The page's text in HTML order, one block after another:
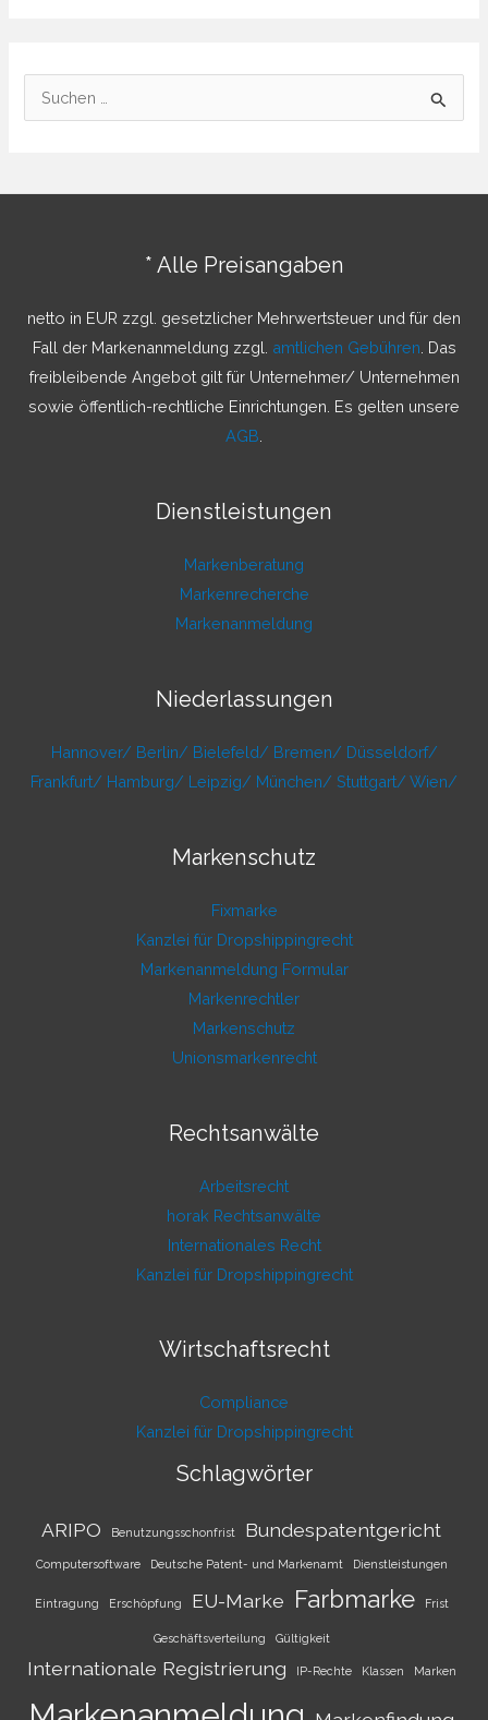
u
h
* Alle Preisangaben
netto in EUR zzgl. gesetzlicher Mehrwertsteuer und für den
Fall der Markenanmeldung zzgl. amtlichen Gebühren . Das
freibleibende Angebot gilt für Unternehmer/ Unternehmen
sowie öffentlich-rechtliche Einrichtungen. Es gelten unsere
AGB
Dienstleistungen
Markenberatung
Markenrecherche
Markenanmeldung
Niederlassungen
Hannover/ Berlin/ Bielefeld/ Bremen/ Düsseldorf/
Frankfurt/ Hamburg/ Leipzig/ München/ Stuttgart/ Wien/
Markenschutz
Fixmarke
Kanzlei für Dropshippingrecht
Markenanmeldung Formular
Markenrechtler
Markenschutz
Unionsmarkenrecht
Rechtsanwälte
Arbeitsrecht
horak Rechtsanwälte
Internationales Recht
Kanzlei für Dropshippingrecht
Wirtschaftsrecht
Compliance
Kanzlei für Dropshippingrecht
Schlagwörter
ARIPO Benutzungsschonfrist Bundespatentgericht
Computersoftware Deutsche Patent- und Markenamt Dienstleistungen
Eintragung Erschöpfung EU-Marke Farbmarke Frist
Geschäftsverteilung Gültigkeit
Internationale Registrierung IP-Rechte Klassen Marken